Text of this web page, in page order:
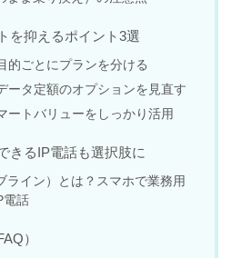
を抑えるポイント3選
的ごとにプランを分ける
ータ定額のオプションを見直す
トバリューをしっかり活用
きるIP電話も選択肢に
ライン）とは？スマホで業務用
電話
）